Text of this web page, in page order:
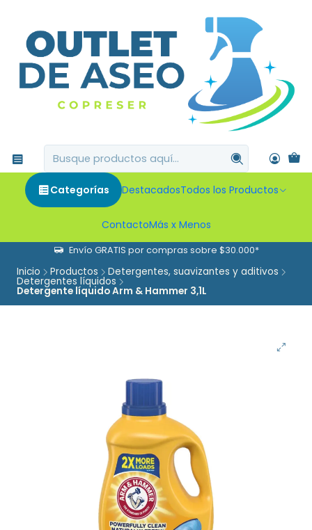
Categorías DestacadosTodos los Productos
ContactoMás x Menos
Envío GRATIS por compras sobre $30.000*
Inicio Productos Detergentes, suavizantes y aditivos
Detergentes líquidos
Detergente líquido Arm & Hammer 3,1L